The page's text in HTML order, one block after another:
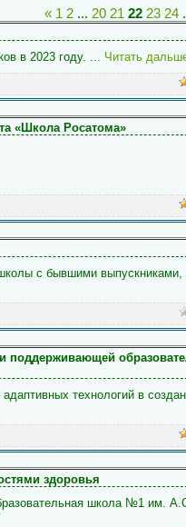
« 1 2 ... 20 21 22 23 24
в 2023 году. ... Читать
«Школа Росатома»
с бывшими
поддерживающей
технологий в
здоровья
школа №1 им.